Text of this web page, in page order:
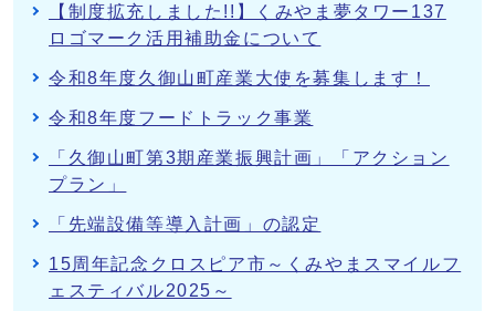
【制度拡充しました!!】くみやま夢タワー137
ロゴマーク活用補助金について
令和8年度久御山町産業大使を募集します！
令和8年度フードトラック事業
「久御山町第3期産業振興計画」「アクション
プラン」
「先端設備等導入計画」の認定
15周年記念クロスピア市～くみやまスマイルフ
ェスティバル2025～